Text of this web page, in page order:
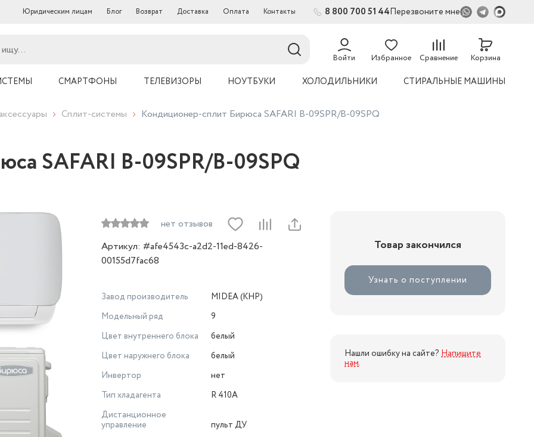
Юридическим лицам Блог Возврат Доставка Оплата Контакты 8 800 700 51 44Перезвоните мне
Войти Избранное Сравнение Корзина
СМАРТФОНЫ ТЕЛЕВИЗОРЫ НОУТБУКИ ХОЛОДИЛЬНИКИ СТИРАЛЬНЫЕ МАШИНЫ
Сплит-системы Кондиционер-сплит Бирюса SAFARI B-09SPR/B-09SPQ
SAFARI B-09SPR/B-09SPQ
нет отзывов
Артикул: #afe4543c-a2d2-11ed-8426-
00155d7fac68
Завод производитель
MIDEA (КНР)
Модельный ряд
9
Цвет внутреннего блока
белый
Цвет наружнего блока
белый
Инвертор
нет
Тип хладагента
R 410A
Дистанционное
управление
пульт ДУ
Товар закончился
Узнать о поступлении
Нашли ошибку на сайте? Напишите
нам.